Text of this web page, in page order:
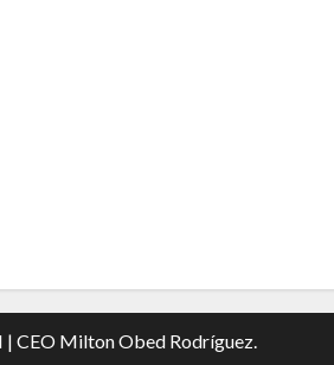
| CEO Milton Obed Rodríguez.